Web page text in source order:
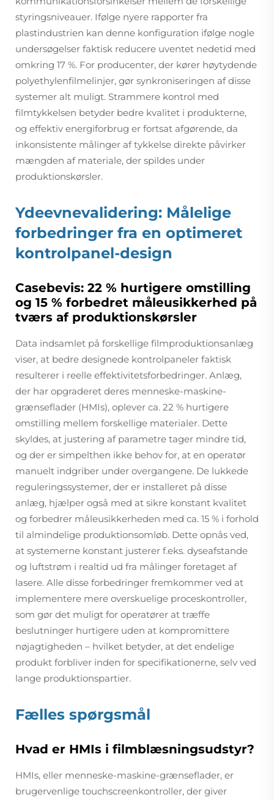
styringsniveauer. Ifølge nyere rapporter fra
plastindustrien kan denne konfiguration ifølge nogle
undersøgelser faktisk reducere uventet nedetid med
omkring 17 %. For producenter, der kører høytydende
polyethylenfilmelinjer, gør synkroniseringen af disse
systemer alt muligt. Strammere kontrol med
filmtykkelsen betyder bedre kvalitet i produkterne,
og effektiv energiforbrug er fortsat afgørende, da
inkonsistente målinger af tykkelse direkte påvirker
mængden af materiale, der spildes under
produktionskørsler.
Ydeevnevalidering: Målelige
forbedringer fra en optimeret
kontrolpanel-design
Casebevis: 22 % hurtigere omstilling
og 15 % forbedret måleusikkerhed på
tværs af produktionskørsler
Data indsamlet på forskellige filmproduktionsanlæg
viser, at bedre designede kontrolpaneler faktisk
resulterer i reelle effektivitetsforbedringer. Anlæg,
der har opgraderet deres menneske-maskine-
grænseflader (HMIs), oplever ca. 22 % hurtigere
omstilling mellem forskellige materialer. Dette
skyldes, at justering af parametre tager mindre tid,
og der er simpelthen ikke behov for, at en operatør
manuelt indgriber under overgangene. De lukkede
reguleringssystemer, der er installeret på disse
anlæg, hjælper også med at sikre konstant kvalitet
og forbedrer måleusikkerheden med ca. 15 % i forhold
til almindelige produktionsomløb. Dette opnås ved,
at systemerne konstant justerer f.eks. dyseafstande
og luftstrøm i realtid ud fra målinger foretaget af
lasere. Alle disse forbedringer fremkommer ved at
implementere mere overskuelige proceskontroller,
som gør det muligt for operatører at træffe
beslutninger hurtigere uden at kompromittere
nøjagtigheden – hvilket betyder, at det endelige
produkt forbliver inden for specifikationerne, selv ved
lange produktionspartier.
Fælles spørgsmål
Hvad er HMIs i filmblæsningsudstyr?
HMIs, eller menneske-maskine-grænseflader, er
brugervenlige touchscreenkontroller, der giver